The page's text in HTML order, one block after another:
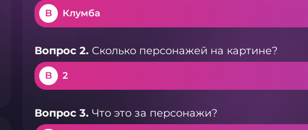
B Клумба
Вопрос 2. Сколько персонажей на картине?
B 2
Вопрос 3. Что это за персонажи?